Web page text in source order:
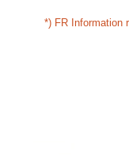
*) FR Information